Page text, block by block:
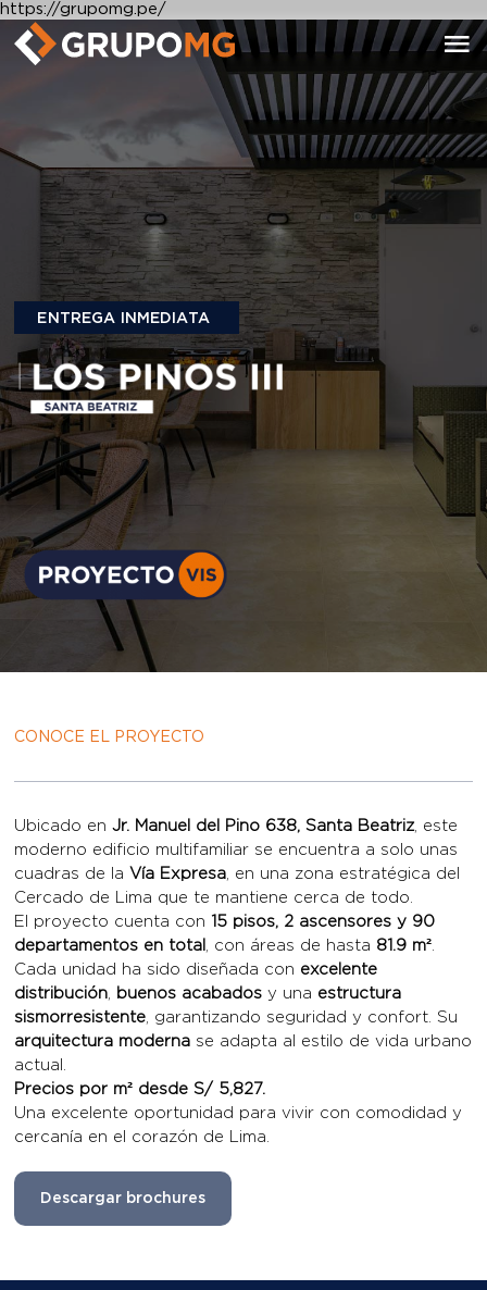
https://grupomg.pe/
ENTREGA INMEDIATA
CONOCE EL PROYECTO
Ubicado enJr. Manuel del Pino 638, Santa Beatriz, este
moderno edificio multifamiliar se encuentra a solo unas
cuadras de la Vía Expresa, en una zona estratégica del
Cercado de Lima que te mantiene cerca de todo.
El proyecto cuenta con 15 pisos, 2 ascensores y 90
departamentos en total , con áreas de hasta 81.9 m².
Cada unidad ha sido diseñada con excelente
distribución, buenos acabados y una estructura
sismorresistente, garantizando seguridad y confort. Su
arquitectura moderna se adapta al estilo de vida urbano
actual.
Precios por m² desde S/ 5,827.
Una excelente oportunidad para vivir con comodidad y
cercanía en el corazón de Lima.
Descargar brochures